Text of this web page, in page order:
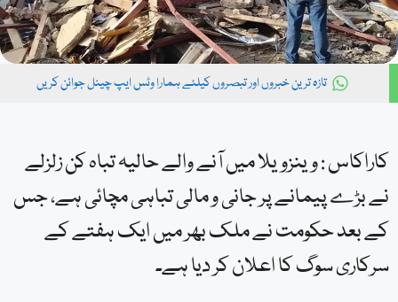
کاراکاس : وینزویلا میں آنے والے حالیہ تباہ کن زلزلے
نے بڑے پیمانے پر جانی و مالی تباہی مچائی ہے، جس
کے بعد حکومت نے ملک بھر میں ایک ہفتے کے
سرکاری سوگ کا اعلان کر دیا ہے۔